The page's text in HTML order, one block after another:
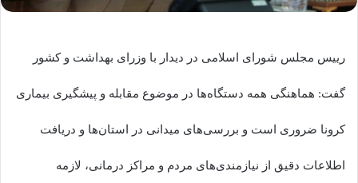
رییس مجلس شورای اسلامی در دیدار با وزرای بهداشت و کشور
گفت: هماهنگی همه دستگاه‌ها در موضوع مقابله و پیشگیری بیماری
کرونا ضروری است و بررسی‌های میدانی در استان‌ها و دریافت
اطلاعات دقیق از نیازمندی‌های مردم و مراکز درمانی، لازمه